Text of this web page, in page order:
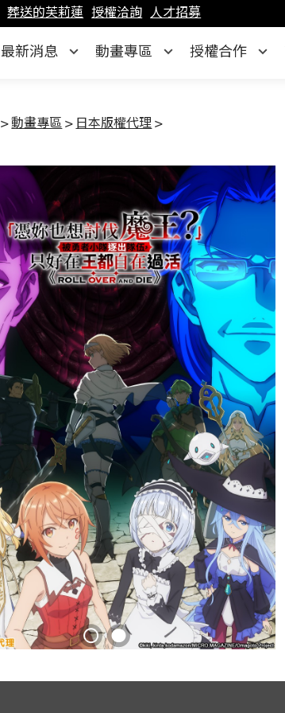
葬送的芙莉蓮 授權洽詢 人才招募
最新消息 動畫專區 授權合作
>動畫專區 > 日本版權代理 >